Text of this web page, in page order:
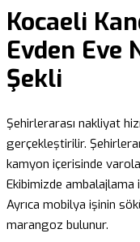
Kocaeli
Evden Eve
Şekli
Şehirlerarası nakliyat
gerçekleştirilir.
kamyon içerisinde
Ekibimizde ambalajlama
Ayrıca mobilya işinin
marangoz bulunur.